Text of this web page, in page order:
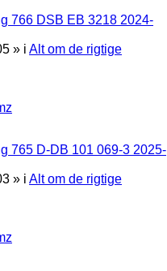
766 DSB EB 3218 2024-
» i Alt om de rigtige
765 D-DB 101 069-3 2025-
» i Alt om de rigtige